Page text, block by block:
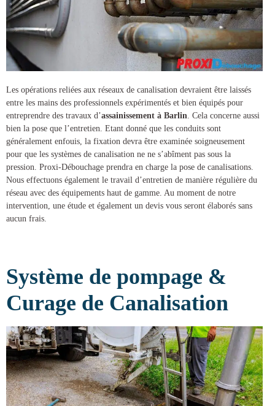
Les opérations reliées aux réseaux de canalisation devraient être laissés
entre les mains des professionnels expérimentés et bien équipés pour
entreprendre des travaux d’assainissement à Barlin. Cela concerne aussi
bien la pose que l’entretien. Etant donné que les conduits sont
généralement enfouis, la fixation devra être examinée soigneusement
pour que les systèmes de canalisation ne ne s’abîment pas sous la
pression. Proxi-Débouchage prendra en charge la pose de canalisations.
Nous effectuons également le travail d’entretien de manière régulière du
réseau avec des équipements haut de gamme. Au moment de notre
intervention, une étude et également un devis vous seront élaborés sans
aucun frais.
Système de pompage &
Curage de Canalisation